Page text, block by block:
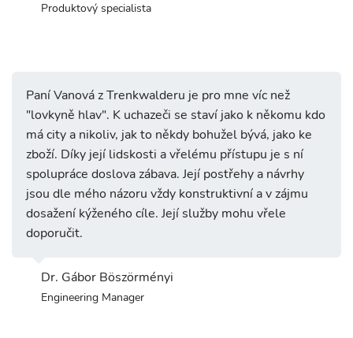
Produktový specialista
Paní Vanová z Trenkwalderu je pro mne víc než
"lovkyně hlav". K uchazeči se staví jako k někomu kdo
má city a nikoliv, jak to někdy bohužel bývá, jako ke
zboží. Díky její lidskosti a vřelému přístupu je s ní
spolupráce doslova zábava. Její postřehy a návrhy
jsou dle mého názoru vždy konstruktivní a v zájmu
dosažení kýženého cíle. Její služby mohu vřele
doporučit.
Dr. Gábor Böszörményi
Engineering Manager